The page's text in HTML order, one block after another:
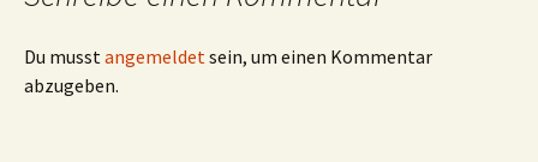
Du musstangemeldetsein, um einen Kommentar
abzugeben.